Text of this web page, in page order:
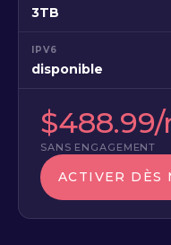
3TB
IPV6
disponible
SANS ENGAGEMENT
ACTIVER DÈS